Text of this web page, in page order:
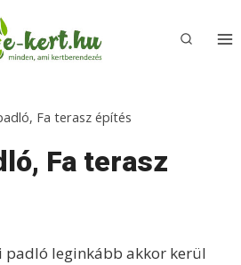
Fa terasz építés
Fa terasz
padló leginkább akkor kerül